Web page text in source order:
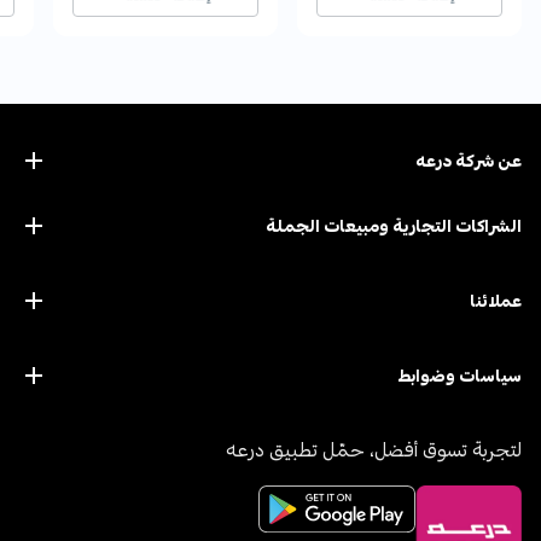
عن ﺷﺮﻛﺔ درﻋﻪ
الشراكات التجارية ومبيعات الجملة
عملائنا
سياسات وضوابط
لتجربة تسوق أفضل، حمّل تطبيق درعه